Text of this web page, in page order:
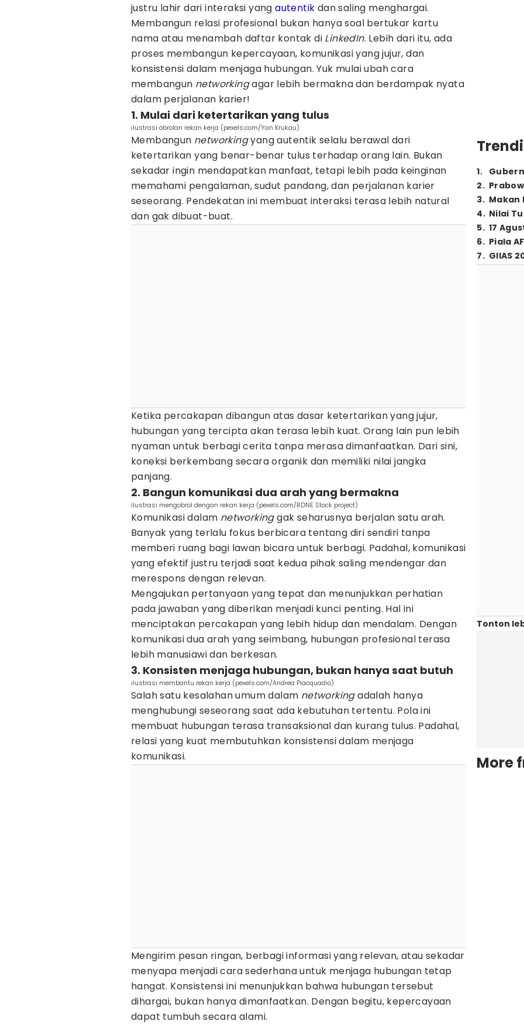
justru lahir dari interaksi yangautentik dan saling menghargai.
Membangun relasi profesional bukan hanya soal bertukar kartu
nama atau menambah daftar kontak di LinkedIn. Lebih dari itu, ada
proses membangun kepercayaan, komunikasi yang jujur, dan
konsistensi dalam menjaga hubungan. Yuk mulai ubah cara
membangun networkingagar lebih bermakna dan berdampak nyata
dalam perjalanan karier!
1. Mulai dari ketertarikan yang tulus
ilustrasi obrolan rekan kerja (pexels.com/Yan Krukau)
Membangun networkingyang autentik selalu berawal dari
ketertarikan yang benar-benar tulus terhadap orang lain. Bukan
sekadar ingin mendapatkan manfaat, tetapi lebih pada keinginan
memahami pengalaman, sudut pandang, dan perjalanan karier
seseorang. Pendekatan ini membuat interaksi terasa lebih natural
dan gak dibuat-buat.
Ketika percakapan dibangun atas dasar ketertarikan yang jujur,
hubungan yang tercipta akan terasa lebih kuat. Orang lain pun lebih
nyaman untuk berbagi cerita tanpa merasa dimanfaatkan. Dari sini,
koneksi berkembang secara organik dan memiliki nilai jangka
panjang.
2. Bangun komunikasi dua arah yang bermakna
ilustrasi mengobrol dengan rekan kerja (pexels.com/RDNE Stock project)
Komunikasi dalam networkinggak seharusnya berjalan satu arah.
Banyak yang terlalu fokus berbicara tentang diri sendiri tanpa
memberi ruang bagi lawan bicara untuk berbagi. Padahal, komunikasi
yang efektif justru terjadi saat kedua pihak saling mendengar dan
merespons dengan relevan.
Mengajukan pertanyaan yang tepat dan menunjukkan perhatian
pada jawaban yang diberikan menjadi kunci penting. Hal ini
menciptakan percakapan yang lebih hidup dan mendalam. Dengan
komunikasi dua arah yang seimbang, hubungan profesional terasa
lebih manusiawi dan berkesan.
3. Konsisten menjaga hubungan, bukan hanya saat butuh
ilustrasi membantu rekan kerja (pexels.com/Andrea Piacquadio)
Salah satu kesalahan umum dalam networkingadalah hanya
menghubungi seseorang saat ada kebutuhan tertentu. Pola ini
membuat hubungan terasa transaksional dan kurang tulus. Padahal,
relasi yang kuat membutuhkan konsistensi dalam menjaga
komunikasi.
Mengirim pesan ringan, berbagi informasi yang relevan, atau sekadar
menyapa menjadi cara sederhana untuk menjaga hubungan tetap
hangat. Konsistensi ini menunjukkan bahwa hubungan tersebut
dihargai, bukan hanya dimanfaatkan. Dengan begitu, kepercayaan
dapat tumbuh secara alami.
1.
2.
3. Makan
4. Nilai
5. 17
6. Piala
7. GIIAS
Tonton
More